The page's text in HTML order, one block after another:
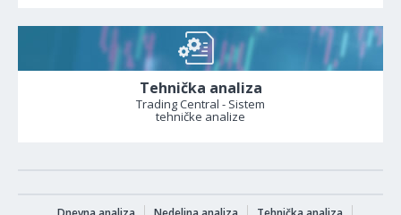
Tehnička analiza
Trading Central - Sistem
tehničke analize